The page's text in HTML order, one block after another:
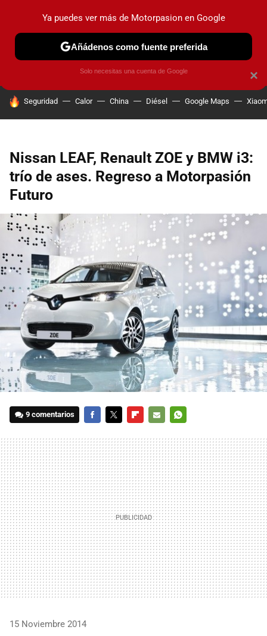
PRUEBAS COCHES ELÉCTRICOS OBSERVATORIO
HOY SE HABLA DE
Seguridad Calor China Diésel Google Maps
Nissan LEAF, Renault ZOE y BMW i3:
trío de ases. Regreso a Motorpasión
Futuro
9 comentarios
MAIL
15 Noviembre 2014
×
Ya puedes ver más de Motorpasion en Google
Añádenos como fuente preferida
Solo necesitas una cuenta de Google